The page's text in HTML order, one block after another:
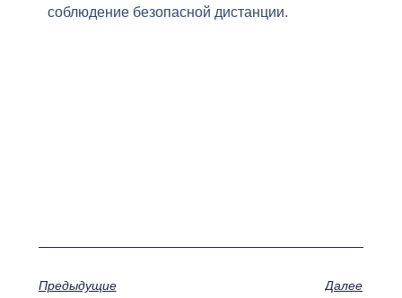
соблюдение безопасной дистанции.
Предыдущие Далее